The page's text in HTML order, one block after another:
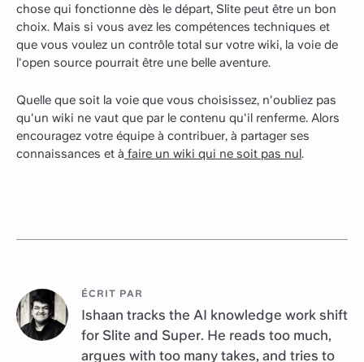
chose qui fonctionne dès le départ, Slite peut être un bon
choix. Mais si vous avez les compétences techniques et
que vous voulez un contrôle total sur votre wiki, la voie de
l'open source pourrait être une belle aventure.
Quelle que soit la voie que vous choisissez, n'oubliez pas
qu'un wiki ne vaut que par le contenu qu'il renferme. Alors
encouragez votre équipe à contribuer, à partager ses
connaissances et à faire un wiki qui ne soit pas nul.
ÉCRIT PAR
Ishaan tracks the AI knowledge work shift
for Slite and Super. He reads too much,
argues with too many takes, and tries to